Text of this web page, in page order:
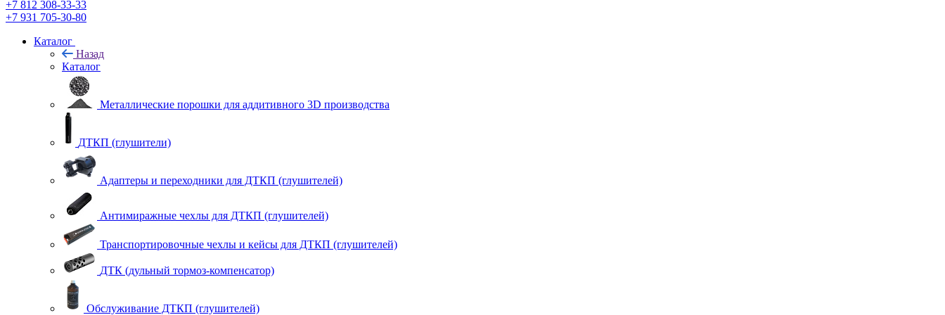
+7 812 308-33-33
+7 931 705-30-80
Каталог
Назад
Каталог
Металлические порошки для аддитивного 3D производства
ДТКП (глушители)
Адаптеры и переходники для ДТКП (глушителей)
Антимиражные чехлы для ДТКП (глушителей)
Транспортировочные чехлы и кейсы для ДТКП (глушителей)
ДТК (дульный тормоз-компенсатор)
Обслуживание ДТКП (глушителей)